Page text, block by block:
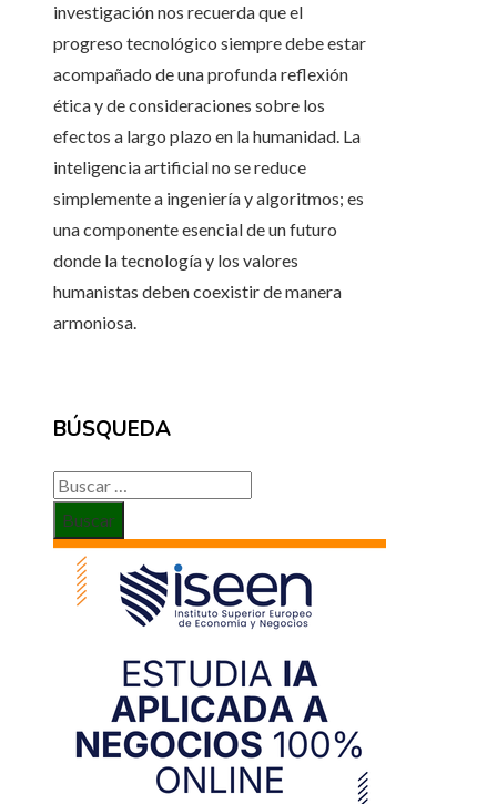
investigación nos recuerda que el
progreso tecnológico siempre debe estar
acompañado de una profunda reflexión
ética y de consideraciones sobre los
efectos a largo plazo en la humanidad. La
inteligencia artificial no se reduce
simplemente a ingeniería y algoritmos; es
una componente esencial de un futuro
donde la tecnología y los valores
humanistas deben coexistir de manera
armoniosa.
BÚSQUEDA
Buscar: